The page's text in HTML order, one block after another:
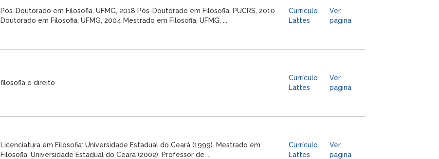
Pós-Doutorado em Filosofia, UFMG, 2018 Pós-Doutorado em Filosofia, PUCRS, 2010
Doutorado em Filosofia, UFMG, 2004 Mestrado em Filosofia, UFMG, ...
Currículo
Lattes
Ver
página
filosofia e direito
Currículo
Lattes
Ver
página
Licenciatura em Filosofia: Universidade Estadual do Ceará (1999). Mestrado em
Filosofia: Universidade Estadual do Ceará (2002). Professor de ...
Currículo
Lattes
Ver
página